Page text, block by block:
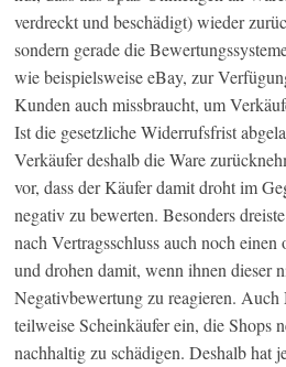
verdreckt und beschädigt) wieder
sondern gerade die
wie beispielsweise eBay, zur
Kunden auch missbraucht, um
Ist die gesetzliche Widerrufsfrist
Verkäufer deshalb die Ware
vor, dass der Käufer damit droht im
negativ zu bewerten. Besonders
nach Vertragsschluss auch noch
und drohen damit, wenn ihnen dieser
Negativbewertung zu reagieren. Auch
teilweise Scheinkäufer ein, die Shops
nachhaltig zu schädigen. Deshalb hat